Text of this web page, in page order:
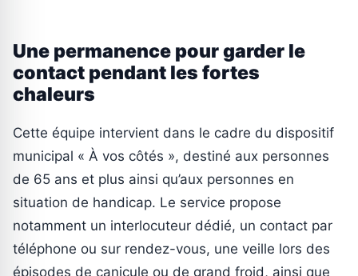
Une permanence pour garder le
contact pendant les fortes
chaleurs
Cette équipe intervient dans le cadre du dispositif
municipal « À vos côtés », destiné aux personnes
de 65 ans et plus ainsi qu’aux personnes en
situation de handicap. Le service propose
notamment un interlocuteur dédié, un contact par
téléphone ou sur rendez-vous, une veille lors des
épisodes de canicule ou de grand froid, ainsi que